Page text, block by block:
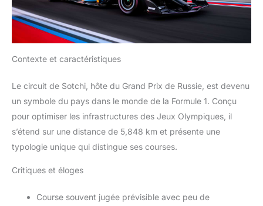
Contexte et caractéristiques
Le circuit de Sotchi, hôte du Grand Prix de Russie, est devenu
un symbole du pays dans le monde de la Formule 1. Conçu
pour optimiser les infrastructures des Jeux Olympiques, il
s’étend sur une distance de 5,848 km et présente une
typologie unique qui distingue ses courses.
Critiques et éloges
Course souvent jugée prévisible avec peu de